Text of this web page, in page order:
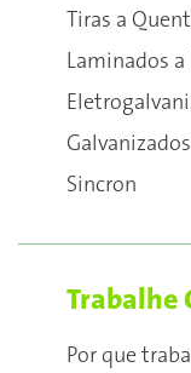
Tiras a
Laminados a
Sincron
Trabalhe
Por que